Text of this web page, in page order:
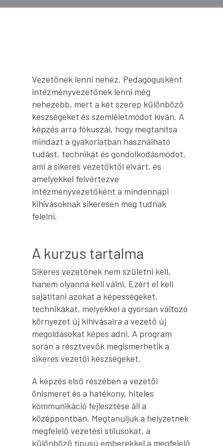
Vezetőnek lenni nehéz. Pedagógusként
intézményvezetőnek lenni még
nehezebb, mert a két szerep különböző
készségeket és szemléletmódot kíván. A
képzés arra fókuszál, hogy megtanítsa
mindazt a gyakorlatban használható
tudást, technikát és gondolkodásmódot,
ami a sikeres vezetőktől elvárt, és
amelyekkel felvértezve
intézményvezetőként a mindennapi
kihívásoknak sikeresen meg tudnak
felelni.
A kurzus tartalma
Sikeres vezetőnek nem születni kell,
hanem olyanná kell válni. Ezért el kell
sajátítani azokat a képességeket,
technikákat, melyekkel a gyorsan változó
környezet új kihívásaira a vezető új
megoldásokat képes adni. A program
során a résztvevők megismerhetik a
sikeres vezetői készségeket.
A képzés első részében a vezetői
önismeret és a hatékony, hiteles
kommunikáció fejlesztése áll a
középpontban. Megtanuljuk a helyzetnek
megfelelő vezetési stílusokat, a
különböző típusú emberekkel a megfelelő